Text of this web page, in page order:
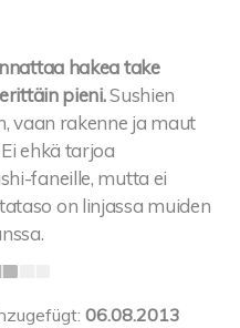
hakea take
pieni.Sushien
vaan rakenne ja maut
ehkä tarjoa
faneille, mutta ei
on linjassa muiden
06.08.2013